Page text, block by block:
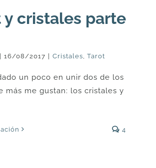
y cristales parte
| 16/08/2017 | Cristales Tarot
un poco en unir dos de los
más me gustan: los cristales y
4